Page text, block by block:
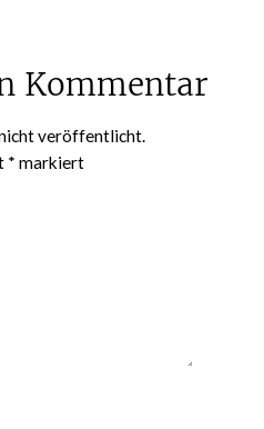
Kommentar
veröffentlicht.
* markiert